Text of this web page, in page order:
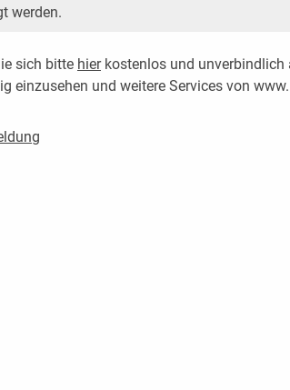
werden.
sich bitte hierkostenlos und unverbindlich
einzusehen und weitere Services von